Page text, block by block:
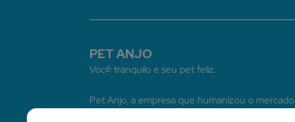
PET ANJO
Você tranquilo e seu pet feliz.
Pet Anjo, a empresa que humanizou o mercado